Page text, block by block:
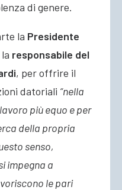
di genere.
la Presidente
responsabile del
, per offrire il
datoriali “nella
più equo e per
della propria
senso,
impegna a
le pari